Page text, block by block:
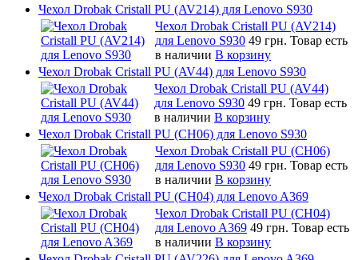
Чехол Drobak Cristall PU (AV214) для Lenovo S930
Чехол Drobak Cristall PU (AV214)
для Lenovo S930 49 грн. Товар есть
в наличии В корзину
Чехол Drobak Cristall PU (AV44) для Lenovo S930
Чехол Drobak Cristall PU (AV44)
для Lenovo S930 49 грн. Товар есть
в наличии В корзину
Чехол Drobak Cristall PU (CH06) для Lenovo S930
Чехол Drobak Cristall PU (CH06)
для Lenovo S930 49 грн. Товар есть
в наличии В корзину
Чехол Drobak Cristall PU (CH04) для Lenovo A369
Чехол Drobak Cristall PU (CH04)
для Lenovo A369 49 грн. Товар есть
в наличии В корзину